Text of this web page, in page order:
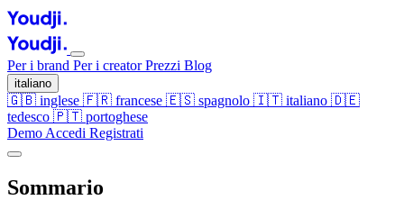
Per i brand Per i creatorPrezzi Blog
italiano
🇬🇧 inglese 🇫🇷 francese 🇪🇸 spagnolo 🇮🇹 italiano 🇩🇪
tedesco 🇵🇹 portoghese
Demo Accedi Registrati
Sommario